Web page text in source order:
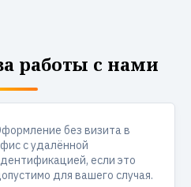
работы с нами
без визита в
с удалённой
если это
для вашего случая.